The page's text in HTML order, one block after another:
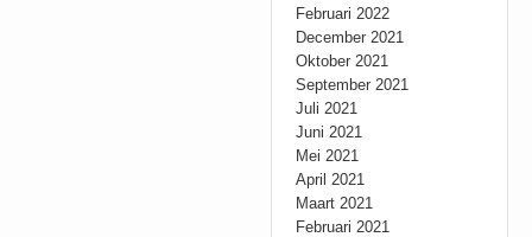
Februari 2022
December 2021
Oktober 2021
September 2021
Juli 2021
Juni 2021
Mei 2021
April 2021
Maart 2021
Februari 2021